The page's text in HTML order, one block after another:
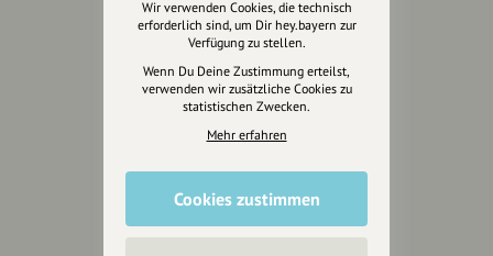
unsere Plattform
hey.bayern ist ein Projekt von
uns für unsere Region und
Inhalte vorschlagen
Wir verwenden Cookies, die technisch
erforderlich sind, um Dir hey.bayern zur
Verfügung zu stellen.
Wenn Du Deine Zustimmung erteilst,
verwenden wir zusätzliche Cookies zu
statistischen Zwecken.
Mehr erfahren
Cookies zustimmen